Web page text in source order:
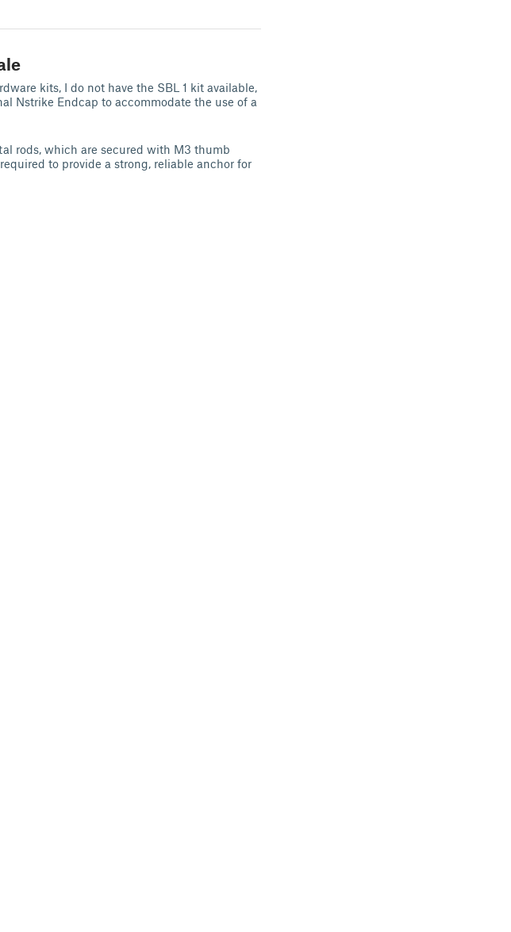
kits, I do not have the SBL 1 kit available,
Nstrike Endcap to accommodate the use of a
rods, which are secured with M3 thumb
to provide a strong, reliable anchor for